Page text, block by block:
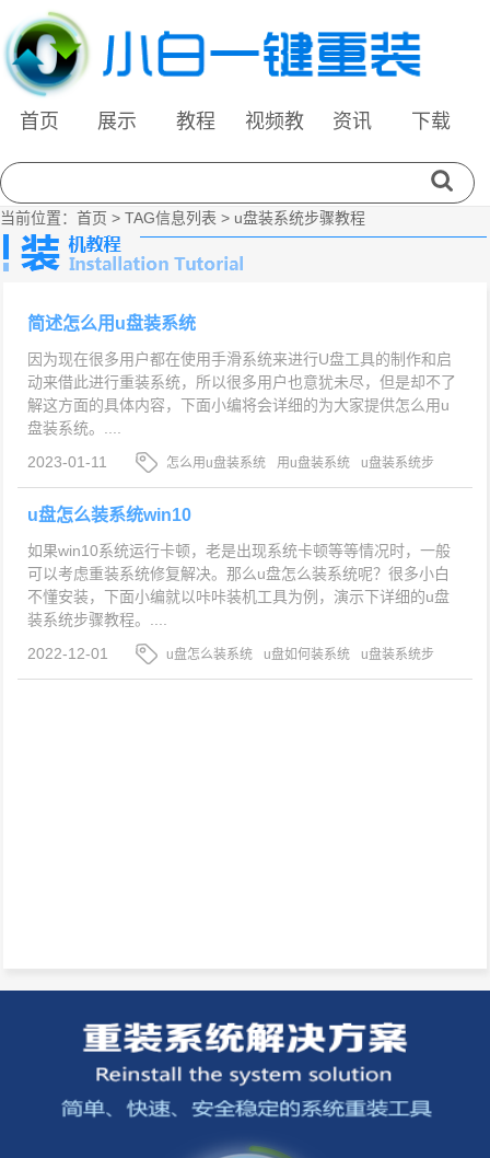
首页 展示 教程
视频教
资讯 下载
当前位置： 首页 > TAG信息列表 > u盘装系统步骤教程
简述怎么用u盘装系统
因为现在很多用户都在使用手滑系统来进行U盘工具的制作和启
动来借此进行重装系统，所以很多用户也意犹未尽，但是却不了
解这方面的具体内容，下面小编将会详细的为大家提供怎么用u
盘装系统。....
2023-01-11
怎么用u盘装系统 用u盘装系统
u盘装系统步
骤教程
u盘怎么装系统win10
如果win10系统运行卡顿，老是出现系统卡顿等等情况时，一般
可以考虑重装系统修复解决。那么u盘怎么装系统呢？很多小白
不懂安装，下面小编就以咔咔装机工具为例，演示下详细的u盘
装系统步骤教程。....
2022-12-01
u盘怎么装系统 u盘如何装系统
u盘装系统步
骤教程